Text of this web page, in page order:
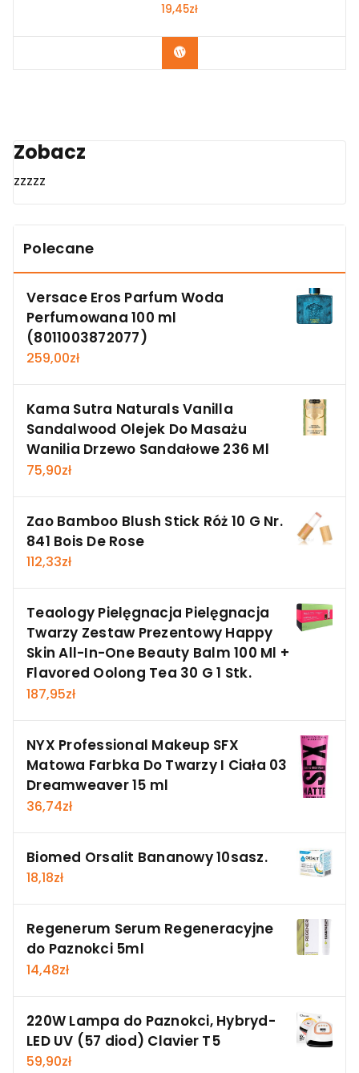
19,45zł
Zobacz
Zobacz
zzzzz
Polecane
Versace Eros Parfum Woda
Perfumowana 100 ml
(8011003872077)
259,00zł
Kama Sutra Naturals Vanilla
Sandalwood Olejek Do Masażu
Wanilia Drzewo Sandałowe 236 Ml
75,90zł
Zao Bamboo Blush Stick Róż 10 G Nr.
841 Bois De Rose
112,33zł
Teaology Pielęgnacja Pielęgnacja
Twarzy Zestaw Prezentowy Happy
Skin All-In-One Beauty Balm 100 Ml +
Flavored Oolong Tea 30 G 1 Stk.
187,95zł
NYX Professional Makeup SFX
Matowa Farbka Do Twarzy I Ciała 03
Dreamweaver 15 ml
36,74zł
Biomed Orsalit Bananowy 10sasz.
18,18zł
Regenerum Serum Regeneracyjne
do Paznokci 5ml
14,48zł
220W Lampa do Paznokci, Hybryd-
LED UV (57 diod) Clavier T5
59,90zł